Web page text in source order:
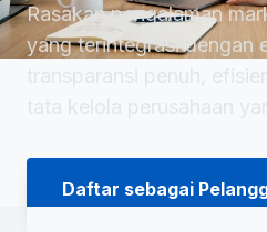
Rasakan pengalaman
yang terintegrasi dengan
Daftar sebagai